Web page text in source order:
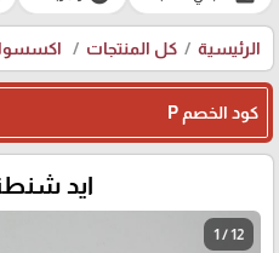
الرئيسية كل المنتجات
كود الخصم P
ايد
1 / 12